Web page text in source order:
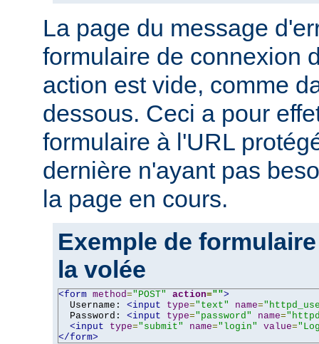
La page du message
formulaire de connexion
action est vide, comme
dessous. Ceci a pour
formulaire à l'URL
dernière n'ayant pas
la page en cours.
Exemple de
la volée
<form method="POST" action="">
  Username:
<input type="text" name=
  Password:
<input type="password" name=
<input
type="submit" name="login" value=
</form>